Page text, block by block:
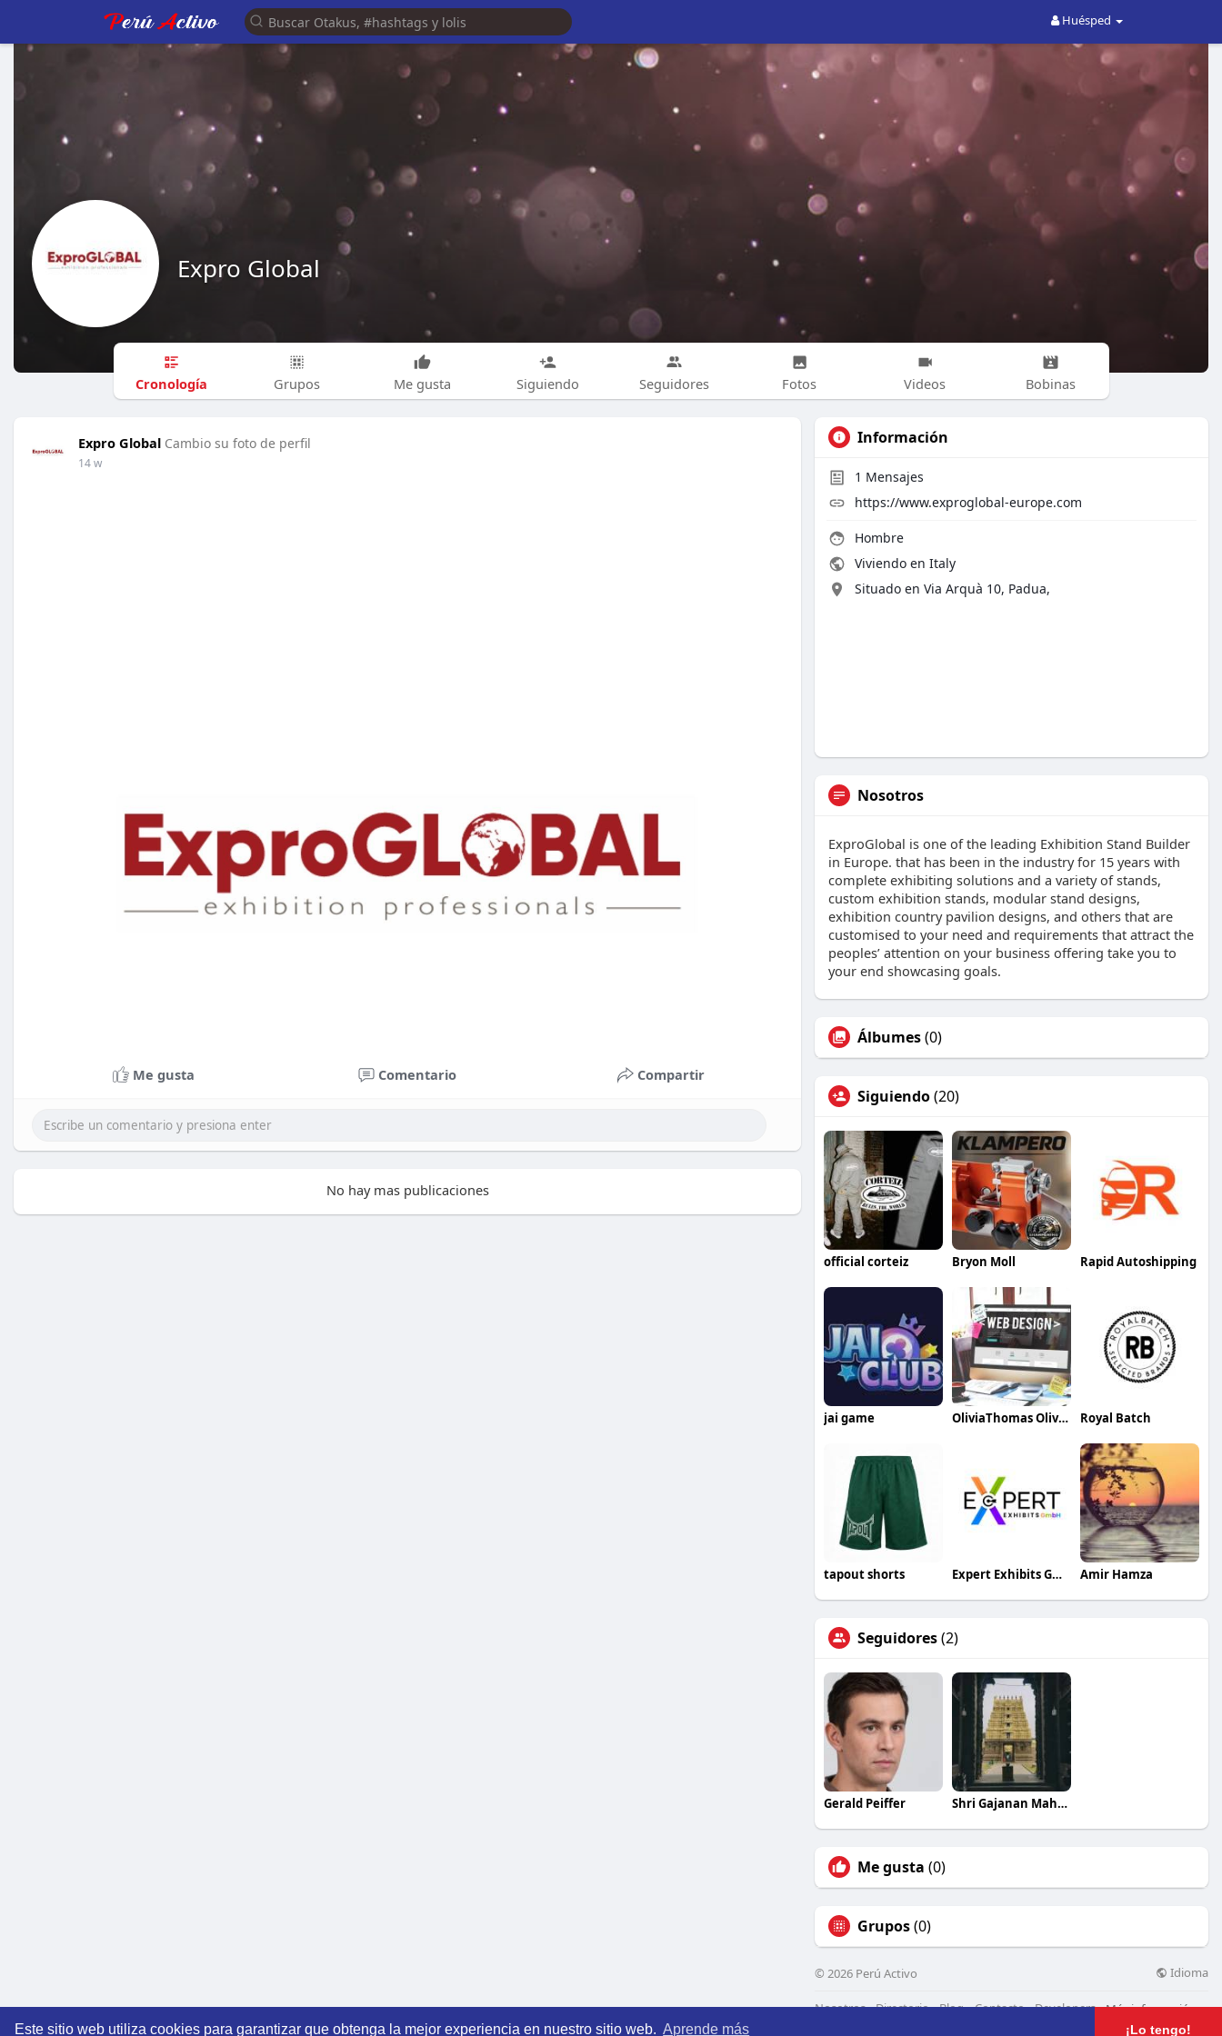
Este sitio web utiliza cookies para garantizar que obtenga la mejor experiencia en nuestro sitio web. Aprende más ¡Lo tengo!
Huésped
Expro Global
Cronología Grupos Me gusta Siguiendo Seguidores Fotos Videos Bobinas
Expro Global Cambio su foto de perfil
14 w
Me gusta Comentario Compartir
No hay mas publicaciones
Información
1 Mensajes
https://www.exproglobal-europe.com
Hombre
Viviendo en Italy
Situado en Via Arquà 10, Padua,
Nosotros
ExproGlobal is one of the leading Exhibition Stand Builder
in Europe. that has been in the industry for 15 years with
complete exhibiting solutions and a variety of stands,
custom exhibition stands, modular stand designs,
exhibition country pavilion designs, and others that are
customised to your need and requirements that attract the
peoples’ attention on your business offering take you to
your end showcasing goals.
Álbumes(0)
Siguiendo(20)
official corteiz Bryon Moll Rapid Autoshipping
jai game OliviaThomas OliviaThomas Royal Batch
tapout shorts Expert Exhibits GmbH Amir Hamza
Seguidores(2)
Gerald Peiffer Shri Gajanan Maharaj
Me gusta (0)
Grupos(0)
© 2026 Perú Activo Idioma
Nosotros Directorio Blog Contacto Developers Más información